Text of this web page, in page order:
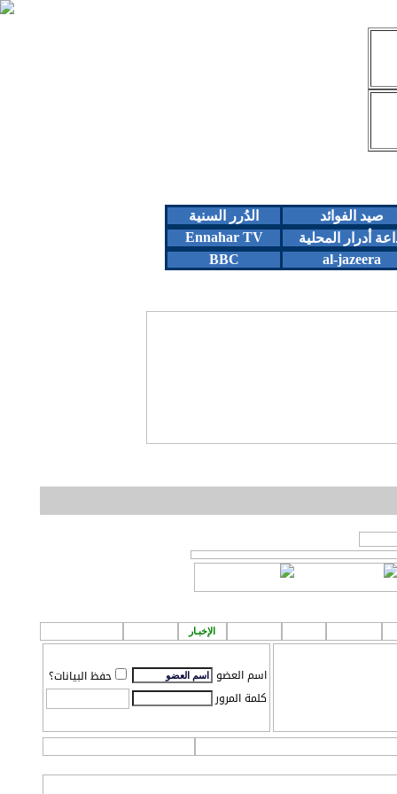
صيد الفوائد
الدُرر السنية
أدرار المحلية
Ennahar TV
al-jazeera
BBC
الإخبـار
اسم العضو
حفظ البيانات؟
كلمة المرور